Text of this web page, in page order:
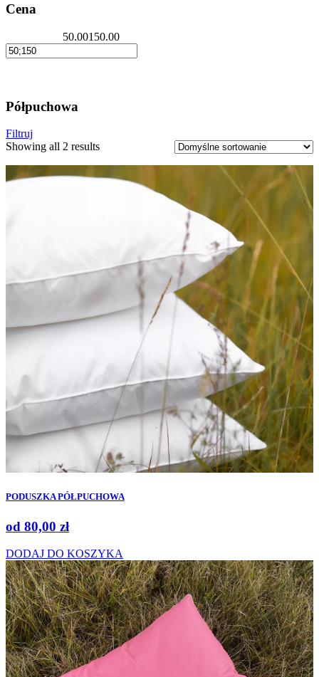
Cena
50.00150.00
Półpuchowa
Filtruj
Showing all 2 results
PODUSZKA PÓŁPUCHOWA
od 80,00 zł
DODAJ DO KOSZYKA